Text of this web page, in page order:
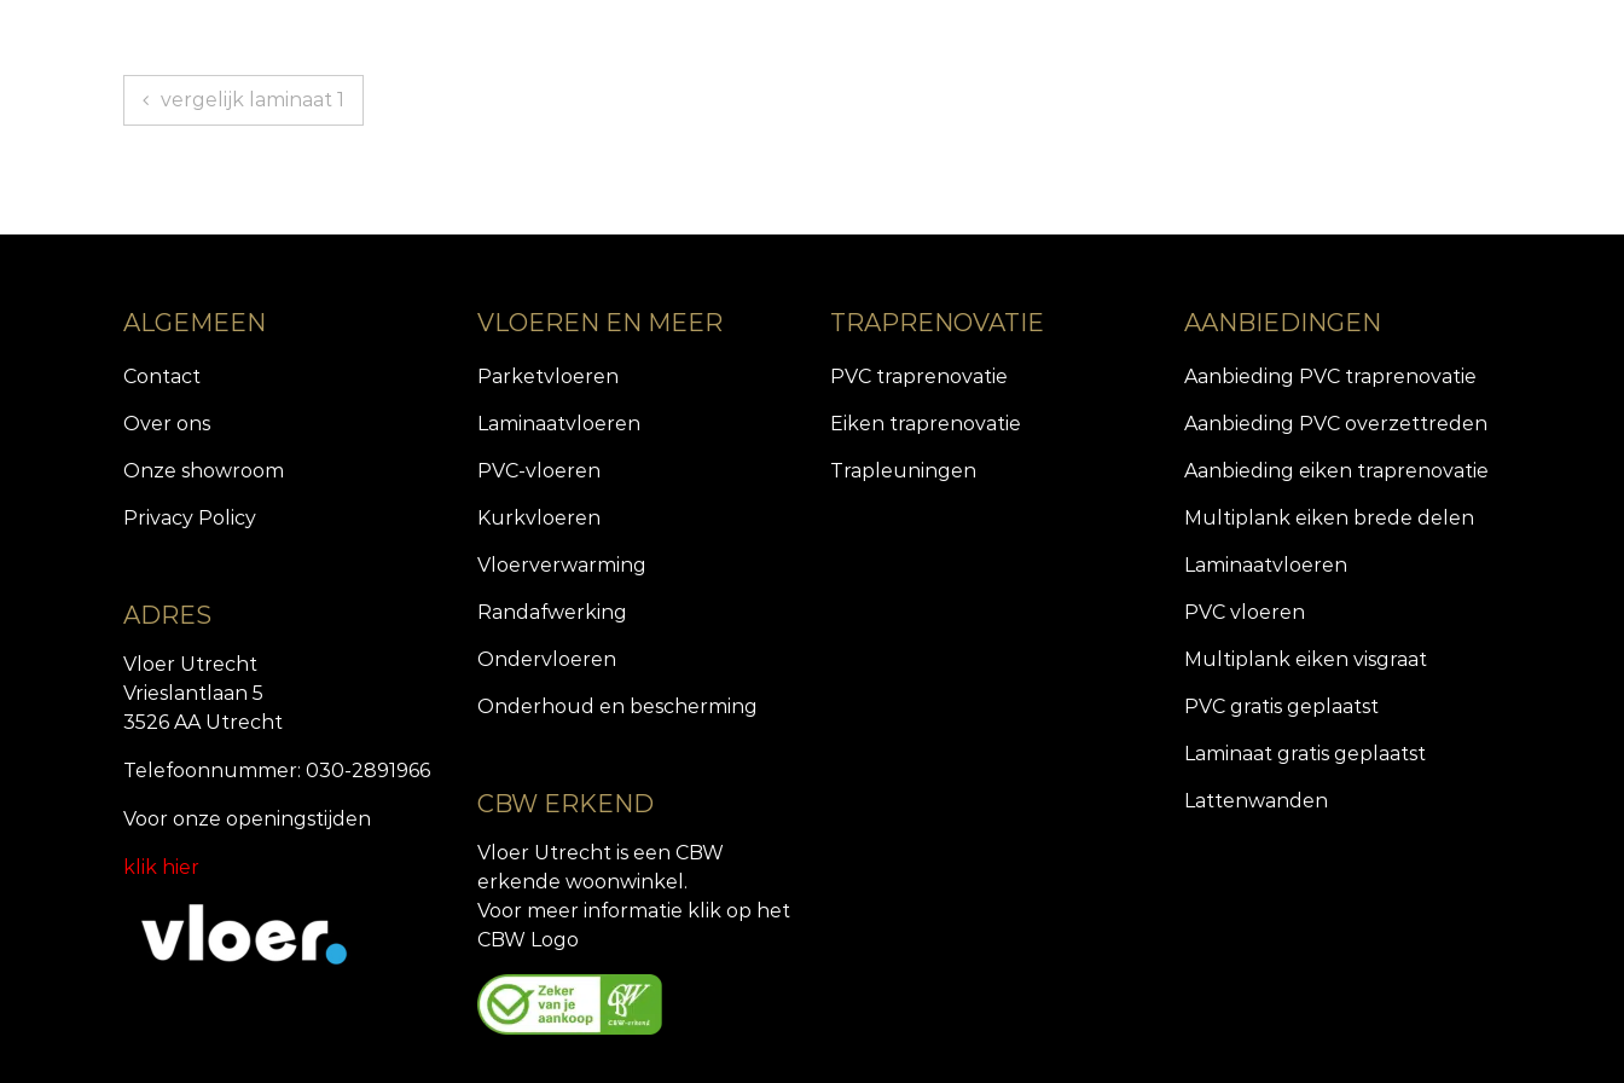
Berichtnavigatie
vergelijk laminaat 1
ALGEMEEN
Contact
Over ons
Onze showroom
Privacy Policy
ADRES
Vloer Utrecht
Vrieslantlaan 5
3526 AA Utrecht
Telefoonnummer: 030-2891966
Voor onze openingstijden
klik hier
VLOEREN EN MEER
Parketvloeren
Laminaatvloeren
PVC-vloeren
Kurkvloeren
Vloerverwarming
Randafwerking
Ondervloeren
Onderhoud en bescherming
CBW ERKEND
Vloer Utrecht is een CBW
erkende woonwinkel.
Voor meer informatie klik op het
CBW Logo
TRAPRENOVATIE
PVC traprenovatie
Eiken traprenovatie
Trapleuningen
AANBIEDINGEN
Aanbieding PVC traprenovatie
Aanbieding PVC overzettreden
Aanbieding eiken traprenovatie
Multiplank eiken brede delen
Laminaatvloeren
PVC vloeren
Multiplank eiken visgraat
PVC gratis geplaatst
Laminaat gratis geplaatst
Lattenwanden